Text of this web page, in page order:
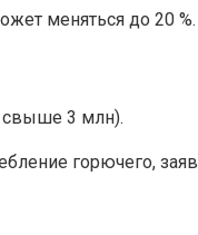
меняться до 20
свыше 3 млн).
горючего,